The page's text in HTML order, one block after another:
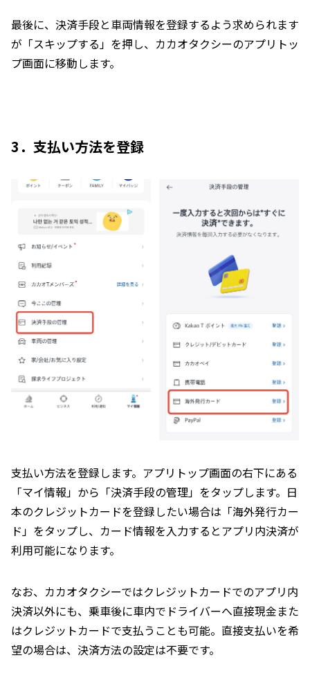
最後に、決済手段と車両情報を登録するよう求められます
が「スキップする」を押し、カカオタクシーのアプリトッ
プ画面に移動します。
3．支払い方法を登録
支払い方法を登録します。アプリトップ画面の右下にある
「マイ情報」から「決済手段の管理」をタップします。日
本のクレジットカードを登録したい場合は「海外発行カー
ド」をタップし、カード情報を入力するとアプリ内決済が
利用可能になります。
なお、カカオタクシーではクレジットカードでのアプリ内
決済以外にも、乗車後に車内でドライバーへ直接現金また
はクレジットカードで支払うことも可能。直接支払いを希
望の場合は、決済方法の設定は不要です。